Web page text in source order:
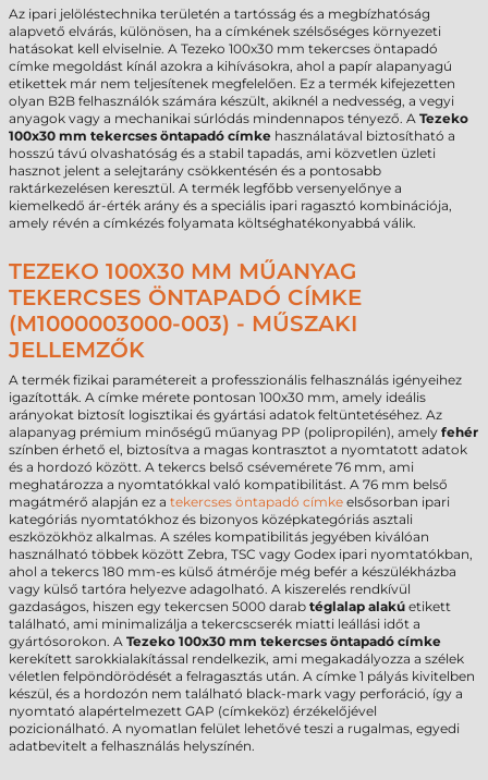
Az ipari jelöléstechnika területén a tartósság és a megbízhatóság
alapvető elvárás, különösen, ha a címkének szélsőséges környezeti
hatásokat kell elviselnie. A Tezeko 100x30 mm tekercses öntapadó
címke megoldást kínál azokra a kihívásokra, ahol a papír alapanyagú
etikettek már nem teljesítenek megfelelően. Ez a termék kifejezetten
olyan B2B felhasználók számára készült, akiknél a nedvesség, a vegyi
anyagok vagy a mechanikai súrlódás mindennapos tényező. A Tezeko
100x30 mm tekercses öntapadó címke használatával biztosítható a
hosszú távú olvashatóság és a stabil tapadás, ami közvetlen üzleti
hasznot jelent a selejtarány csökkentésén és a pontosabb
raktárkezelésen keresztül. A termék legfőbb versenyelőnye a
kiemelkedő ár-érték arány és a speciális ipari ragasztó kombinációja,
amely révén a címkézés folyamata költséghatékonyabbá válik.
TEZEKO 100X30 MM MŰANYAG
TEKERCSES ÖNTAPADÓ CÍMKE
(M1000003000-003) - MŰSZAKI
JELLEMZŐK
A termék fizikai paramétereit a professzionális felhasználás igényeihez
igazították. A címke mérete pontosan 100x30 mm, amely ideális
arányokat biztosít logisztikai és gyártási adatok feltüntetéséhez. Az
alapanyag prémium minőségű műanyag PP (polipropilén), amely fehér
színben érhető el, biztosítva a magas kontrasztot a nyomtatott adatok
és a hordozó között. A tekercs belső csévemérete 76 mm, ami
meghatározza a nyomtatókkal való kompatibilitást. A 76 mm belső
magátmérő alapján ez a tekercses öntapadó címke elsősorban ipari
kategóriás nyomtatókhoz és bizonyos középkategóriás asztali
eszközökhöz alkalmas. A széles kompatibilitás jegyében kiválóan
használható többek között Zebra, TSC vagy Godex ipari nyomtatókban,
ahol a tekercs 180 mm-es külső átmérője még befér a készülékházba
vagy külső tartóra helyezve adagolható. A kiszerelés rendkívül
gazdaságos, hiszen egy tekercsen 5000 darab téglalap alakú etikett
található, ami minimalizálja a tekercscserék miatti leállási időt a
gyártósorokon. A Tezeko 100x30 mm tekercses öntapadó címke
kerekített sarokkialakítással rendelkezik, ami megakadályozza a szélek
véletlen felpöndörödését a felragasztás után. A címke 1 pályás kivitelben
készül, és a hordozón nem található black-mark vagy perforáció, így a
nyomtató alapértelmezett GAP (címkeköz) érzékelőjével
pozicionálható. A nyomatlan felület lehetővé teszi a rugalmas, egyedi
adatbevitelt a felhasználás helyszínén.